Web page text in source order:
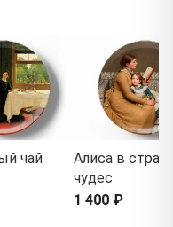
чай
Алиса в
чудес
1 400 ₽